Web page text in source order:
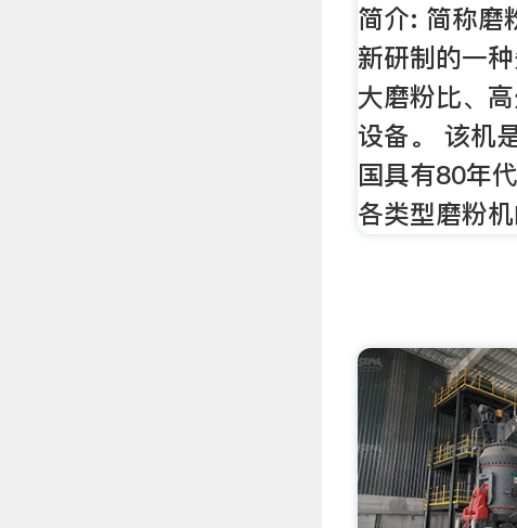
简介: 简称磨
新研制的一种
大磨粉比、
设备。 该机
国具有80年
各类型磨粉